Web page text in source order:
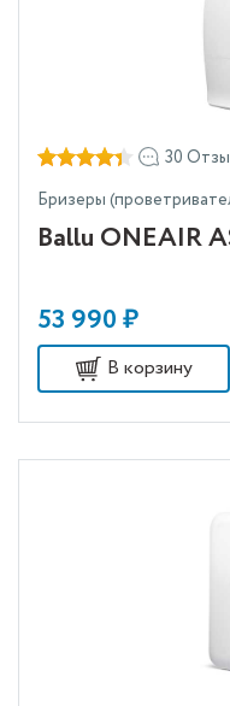
30
Бризеры
Ballu ONEAIR
53 990 ₽
В корзину